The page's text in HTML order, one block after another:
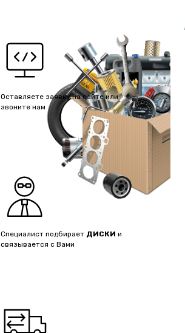
Специалист подбирает ДИСКИ и
связывается с Вами
Оставляете заявку на сайте или
звоните нам